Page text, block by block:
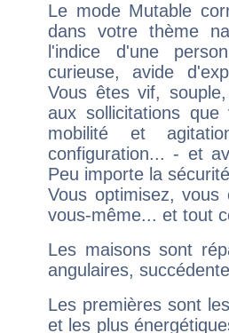
Le mode Mutable
dans votre thème
l'indice d'une
curieuse, avide
Vous êtes vif,
aux sollicitations
mobilité et
configuration... - et
Peu importe la
Vous optimisez, vous
vous-même... et tout
Les maisons sont
angulaires,
Les premières sont
et les plus